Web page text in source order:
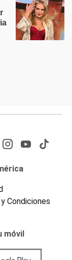
Condiciones
móvil